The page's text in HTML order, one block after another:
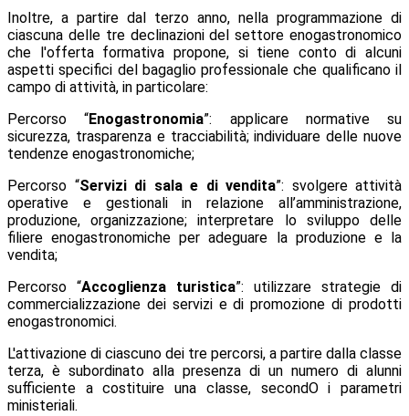
Inoltre, a partire dal terzo anno, nella programmazione di
ciascuna delle tre declinazioni del settore enogastronomico
che l'offerta formativa propone, si tiene conto di alcuni
aspetti specifici del bagaglio professionale che qualificano il
campo di attività, in particolare:
Percorso “Enogastronomia”: applicare normative su
sicurezza, trasparenza e tracciabilità; individuare delle nuove
tendenze enogastronomiche;
Percorso “Servizi di sala e di vendita”: svolgere attività
operative e gestionali in relazione all’amministrazione,
produzione, organizzazione; interpretare lo sviluppo delle
filiere enogastronomiche per adeguare la produzione e la
vendita;
Percorso “Accoglienza turistica”: utilizzare strategie di
commercializzazione dei servizi e di promozione di prodotti
enogastronomici.
L'attivazione di ciascuno dei tre percorsi, a partire dalla classe
terza, è subordinato alla presenza di un numero di alunni
sufficiente a costituire una classe, secondO i parametri
ministeriali.